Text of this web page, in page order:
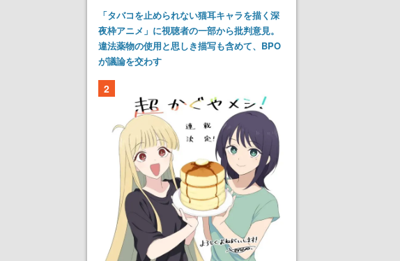
「タバコを止められない猫耳キャラを描く深
夜枠アニメ」に視聴者の一部から批判意見。
違法薬物の使用と思しき描写も含めて、BPO
が議論を交わす
2